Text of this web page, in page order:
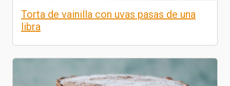
Torta de vainilla con uvas pasas de una
libra